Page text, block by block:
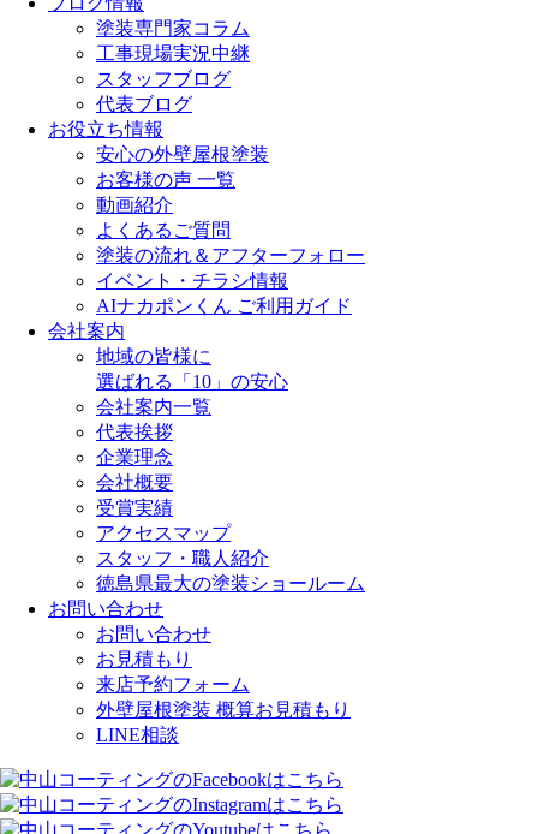
塗装専門家コラム
工事現場実況中継
スタッフブログ
代表ブログ
お役立ち情報
安心の外壁屋根塗装
お客様の声 一覧
動画紹介
よくあるご質問
塗装の流れ＆アフターフォロー
イベント・チラシ情報
AIナカポンくん ご利用ガイド
会社案内
地域の皆様に
選ばれる「10」の安心
会社案内一覧
代表挨拶
企業理念
会社概要
受賞実績
アクセスマップ
スタッフ・職人紹介
徳島県最大の塗装ショールーム
お問い合わせ
お問い合わせ
お見積もり
来店予約フォーム
外壁屋根塗装 概算お見積もり
LINE相談